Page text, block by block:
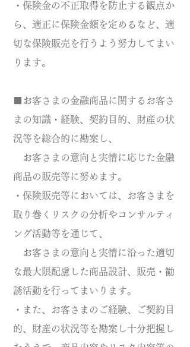
・保険金の不正取得を防止する観点か
ら、適正に保険金額を定めるなど、適
切な保険販売を行うよう努力してまい
ります。
■お客さまの金融商品に関するお客さ
まの知識・経験、契約目的、財産の状
況等を総合的に勘案し、
お客さまの意向と実情に応じた金融
商品の販売等に努めます。
・保険販売等においては、お客さまを
取り巻くリスクの分析やコンサルティ
ング活動等を通じて、
お客さまの意向と実情に沿った適切
な最大限配慮した商品設計、販売・勧
誘活動を行ってまいります。
・また、お客さまのご経験、ご契約目
的、財産の状況等を勘案し十分把握し